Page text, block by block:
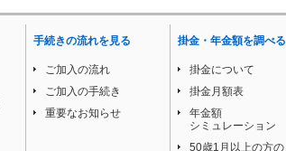
手続きの流れを見る
ご加入の流れ
ご加入の手続き
重要なお知らせ
掛金・年金額を調べる
掛金について
掛金月額表
年金額
シミュレーション
50歳1月以上の方の